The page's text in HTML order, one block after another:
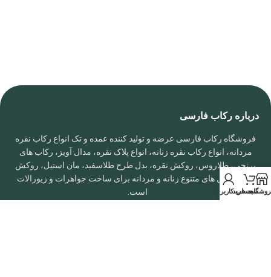
درباره رکاب فارسی
فروشگاه رکاب فارسی عرضه و تولید کننده عمده و تک انواع رکاب نقره
مردانه، انواع رکاب نقره زنانه، انواع پلاک نقره، مدال آویز، رکاب های
برنجی، طلاروس، روکش نقره، بدل طرح طلاسفید، مان استیل، روکش
طلا در مدل های متنوع زنانه و مردانه برای ساخت جواهرات و زیورالات
است.
سبد خرید
حساب کاربری من